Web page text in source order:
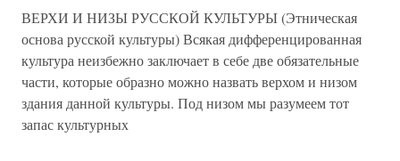
ВЕРХИ И НИЗЫ РУССКОЙ КУЛЬТУРЫ (Этническая
основа русской культуры) Всякая дифференцированная
культура неизбежно заключает в себе две обязательные
части, которые образно можно назвать верхом и низом
здания данной культуры. Под низом мы разумеем тот
запас культурных